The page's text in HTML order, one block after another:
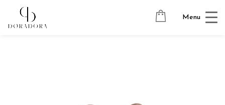
Menu
Avaleht Ripatsitega kõrvarõngad
→
SALLY